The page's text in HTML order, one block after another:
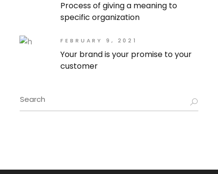
Process of giving a meaning to
specific organization
FEBRUARY 9, 2021
Your brand is your promise to your
customer